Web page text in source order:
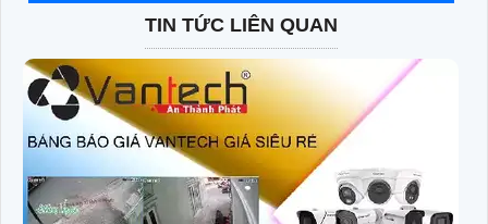
TIN TỨC LIÊN QUAN